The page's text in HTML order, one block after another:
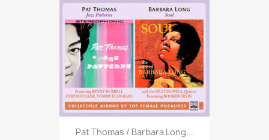
Pat Thomas / Barbara Long...